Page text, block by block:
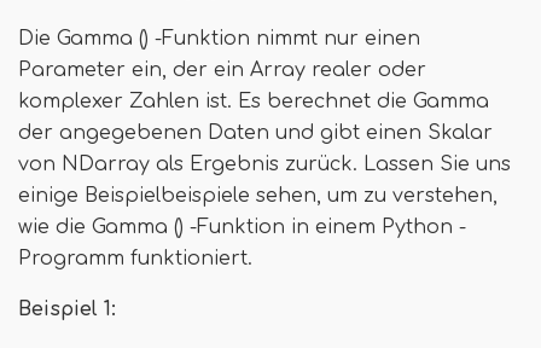
Die Gamma () -Funktion nimmt nur einen
Parameter ein, der ein Array realer oder
komplexer Zahlen ist. Es berechnet die Gamma
der angegebenen Daten und gibt einen Skalar
von NDarray als Ergebnis zurück. Lassen Sie uns
einige Beispielbeispiele sehen, um zu verstehen,
wie die Gamma () -Funktion in einem Python -
Programm funktioniert.
Beispiel 1: